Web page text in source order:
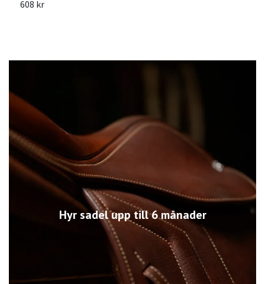
Hyr sadel upp till 6 månader
608 kr